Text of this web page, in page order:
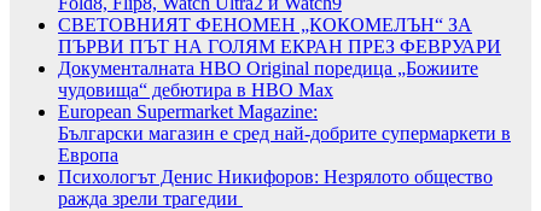
СВЕТОВНИЯТ ФЕНОМЕН „КОКОМЕЛЪН“ ЗА
ПЪРВИ ПЪТ НА ГОЛЯМ ЕКРАН ПРЕЗ ФЕВРУАРИ
Документалната HBO Original поредица „Божиите
чудовища“ дебютира в HBO Max
European Supermarket Magazine:
Български магазин е сред най-добрите супермаркети в
Европа
Психологът Денис Никифоров: Незрялото общество
ражда зрели трагедии